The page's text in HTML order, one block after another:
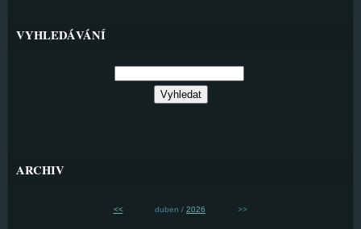
VYHLEDÁVÁNÍ
ARCHIV
<< duben / 2026 >>